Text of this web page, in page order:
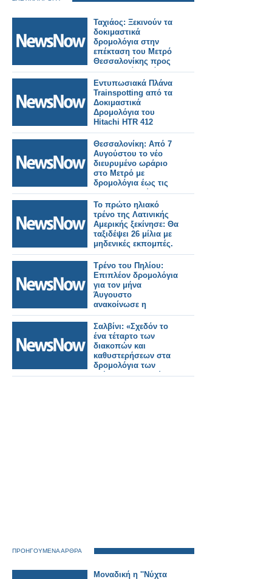
Ταχιάος: Ξεκινούν τα
δοκιμαστικά
δρομολόγια στην
επέκταση του Μετρό
Θεσσαλονίκης προς
Καλαμαριά – Στόχος η
λειτουργία έως το
τέλος του μήνα.
Εντυπωσιακά Πλάνα
Trainspotting από τα
Δοκιμαστικά
Δρομολόγια του
Hitachi HTR 412
Θεσσαλονίκη: Από 7
Αυγούστου το νέο
διευρυμένο ωράριο
στο Μετρό με
δρομολόγια έως τις
2:00 τα ξημερώματα.
Το πρώτο ηλιακό
τρένο της Λατινικής
Αμερικής ξεκίνησε: Θα
ταξιδέψει 26 μίλια με
μηδενικές εκπομπές.
Τρένο του Πηλίου:
Επιπλέον δρομολόγια
για τον μήνα
Άυγουστο
ανακοίνωσε η
Hellenic Train.
Σαλβίνι: «Σχεδόν το
ένα τέταρτο των
διακοπών και
καθυστερήσεων στα
δρομολόγια των
τρένων προκαλούνται
ΠΡΟΗΓΟΥΜΕΝΑ ΑΡΘΡΑ
Μοναδική η ''Νύχτα